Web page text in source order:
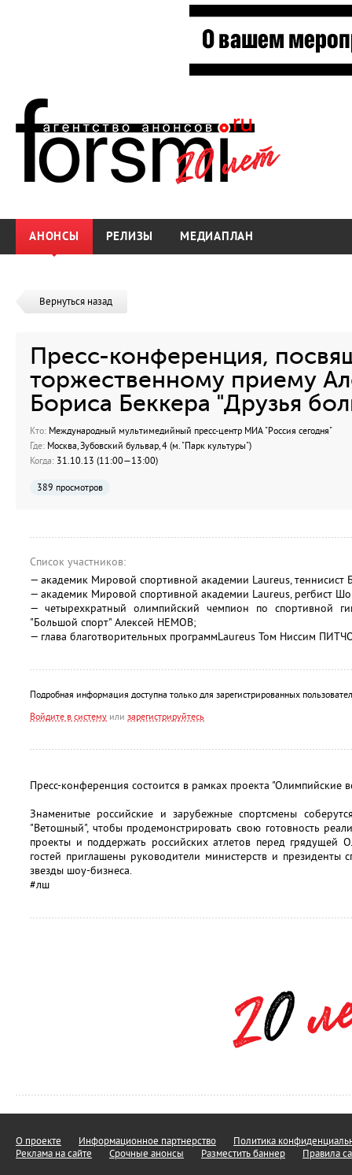
АНОНСЫ РЕЛИЗЫ МЕДИАПЛАН
Вернуться назад
Пресс-конференция,
торжественному приему
Бориса Беккера "Друзья
Кто: Международный мультимедийный пресс-центр МИА "Россия сегодня"
Где: Москва, Зубовский бульвар, 4 (м. "Парк культуры")
Когда: 31.10.13 (11:00—13:00)
389 просмотров
Список участников:
— академик Мировой спортивной академии Laureus, теннисист
— академик Мировой спортивной академии Laureus, регбист
— четырехкратный олимпийский чемпион по спортивной
"Большой спорт" Алексей НЕМОВ;
— глава благотворительных программLaureus Том Ниссим
Подробная информация доступна только для зарегистрированных
Войдите в систему или зарегистрируйтесь
Пресс-конференция состоится в рамках проекта "Олимпийские
Знаменитые российские и зарубежные спортсмены
"Ветошный", чтобы продемонстрировать свою готовность
проекты и поддержать российских атлетов перед грядущей
гостей приглашены руководители министерств и президенты
звезды шоу-бизнеса.
#лш
О проекте Информационное партнерство
Политика
Реклама на сайте
Срочные анонсы Разместить баннер Правила